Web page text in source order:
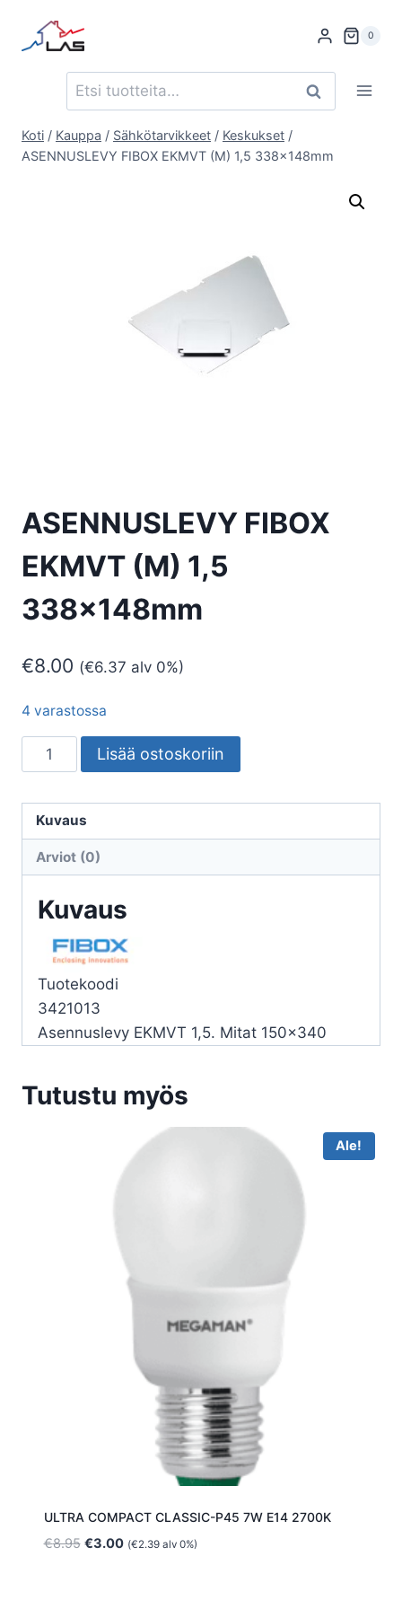
sisältöön
0
Etsi: Haku
Koti / Kauppa / Sähkötarvikkeet / Keskukset /
ASENNUSLEVY FIBOX EKMVT (M) 1,5 338x148mm
ASENNUSLEVY FIBOX
EKMVT (M) 1,5
338x148mm
€8.00 (€6.37 alv 0%)
4 varastossa
ASENNUSLEVY
FIBOX
(M)
1,5
338x148mm
Lisää ostoskoriin
Kuvaus
Arviot (0)
Kuvaus
Tuotekoodi
3421013
Asennuslevy EKMVT 1,5. Mitat 150×340
Tutustu myös
Ale!
ULTRA COMPACT CLASSIC-P45 7W E14 2700K
€8.95 Alkuperäinen
€3.00Nykyinen
(€2.39alv 0%)